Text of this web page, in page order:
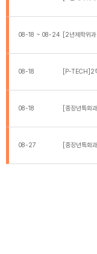
08-18 ~ 08-24 [2년제학위
08-18 [P-TECH]2
08-18 [중장년특화
08-27 [중장년특화